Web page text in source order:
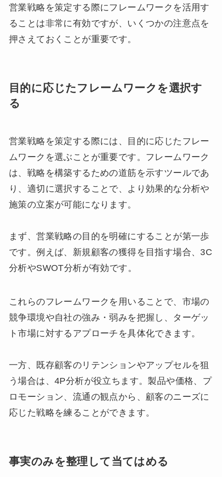
営業戦略を策定する際にフレームワークを活用す
ることは非常に有効ですが、いくつかの注意点を
押さえておくことが重要です。
目的に応じたフレームワークを選択す
る
営業戦略を策定する際には、目的に応じたフレー
ムワークを選ぶことが重要です。
フレームワーク
は、戦略を構築するための道筋を示すツールであ
り、適切に選択することで、より効果的な分析や
施策の立案が可能になります。
まず、営業戦略の目的を明確にすることが第一歩
です。例えば、新規顧客の獲得を目指す場合、3C
分析やSWOT分析が有効です。
これらのフレームワークを用いることで、市場の
競争環境や自社の強み・弱みを把握し、ターゲッ
ト市場に対するアプローチを具体化できます。
一方、既存顧客のリテンションやアップセルを狙
う場合は、4P分析が役立ちます。製品や価格、プ
ロモーション、流通の観点から、顧客のニーズに
応じた戦略を練ることができます。
事実のみを整理して当てはめる